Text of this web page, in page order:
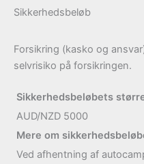
Sikkerhedsbeløb
Forsikring (kasko og
selvrisiko på forsikringen.
Sikkerhedsbeløbets
AUD/NZD 5000
Mere om
Ved afhentning af